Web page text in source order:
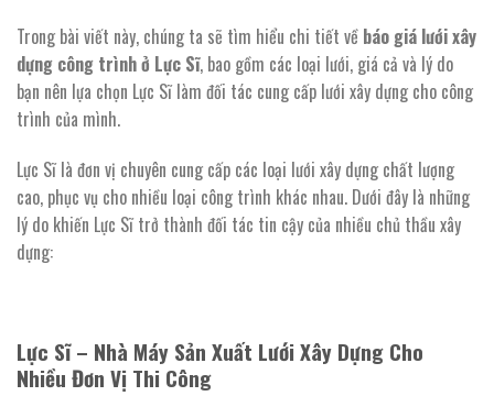
Trong bài viết này, chúng ta sẽ tìm hiểu chi tiết về báo giá lưới xây
dựng công trình ở Lực Sĩ, bao gồm các loại lưới, giá cả và lý do
bạn nên lựa chọn Lực Sĩ làm đối tác cung cấp lưới xây dựng cho công
trình của mình.
Lực Sĩ là đơn vị chuyên cung cấp các loại lưới xây dựng chất lượng
cao, phục vụ cho nhiều loại công trình khác nhau. Dưới đây là những
lý do khiến Lực Sĩ trở thành đối tác tin cậy của nhiều chủ thầu xây
dựng:
Lực Sĩ – Nhà Máy Sản Xuất Lưới Xây Dựng Cho
Nhiều Đơn Vị Thi Công